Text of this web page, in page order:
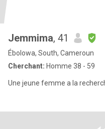
Jemmima, 41
Ébolowa, South, Cameroun
Cherchant: Homme 38 - 59
Une jeune femme a la